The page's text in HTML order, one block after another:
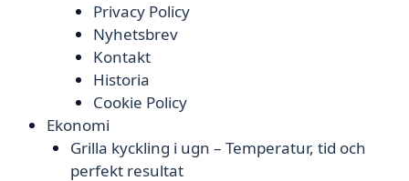
Privacy Policy
Nyhetsbrev
Kontakt
Historia
Cookie Policy
Ekonomi
Grilla kyckling i ugn – Temperatur, tid och
perfekt resultat